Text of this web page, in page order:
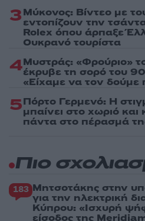
3Μύκονος: Βίντεο με
εντοπίζουν την
Rolex όπου άρπαξε
Ουκρανό τουρίστα
4Μυστράς: «Φρούριο»
έκρυβε τη σορό του
«Είχαμε να τον
5Πόρτο Γερμενό: Η
μπαίνει στο χωριό
πάντα στο πέρασμά
Πιο
183 Μητσοτάκης στην
για την ηλεκτρική
Κύπρου: «Ισχυρή
είσοδος της